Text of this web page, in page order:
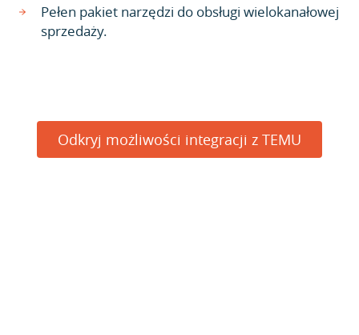
Pełen pakiet narzędzi do obsługi wielokanałowej
sprzedaży.
Odkryj możliwości integracji z TEMU